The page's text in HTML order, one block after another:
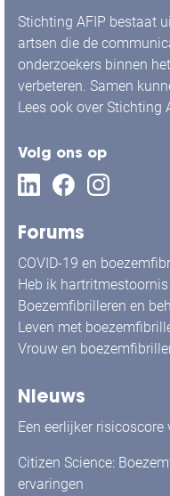
Stichting AFIP bestaat
artsen die de
onderzoekers binnen
verbeteren. Samen
Lees ook over Stichting
Volg ons op
Forums
COVID-19 en
Heb ik
Boezemfibrilleren en
Leven met
Vrouw en
Nieuws
Een eerlijker
Citizen Science:
ervaringen